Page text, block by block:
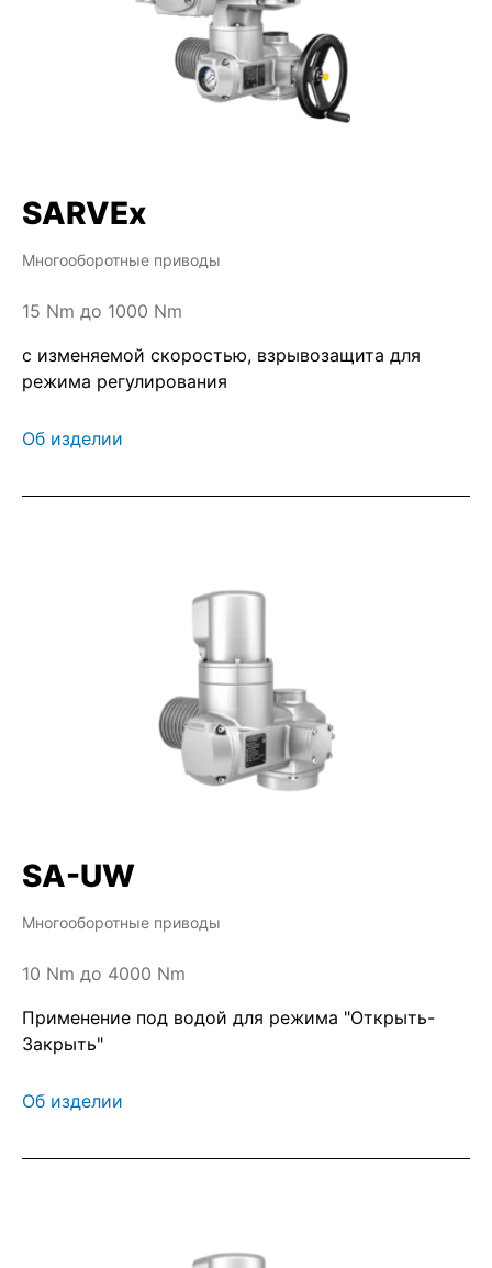
SARVEx
Многооборотные приводы
15 Nm до 1000 Nm
с изменяемой скоростью, взрывозащита для
режима регулирования
Об изделии
SA-UW
Многооборотные приводы
10 Nm до 4000 Nm
Применение под водой для режима "Открыть-
Закрыть"
Об изделии